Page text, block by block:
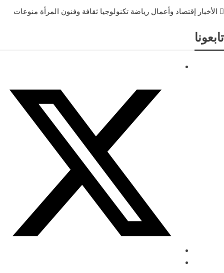
الأخبار إقتصاد وأعمال رياضة تكنولوجيا ثقافة وفنون المرأة منوعات
تابعونا